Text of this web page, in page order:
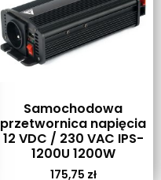
Samochodowa
przetwornica napięcia
12 VDC / 230 VAC IPS-
1200U 1200W
175,75 zł